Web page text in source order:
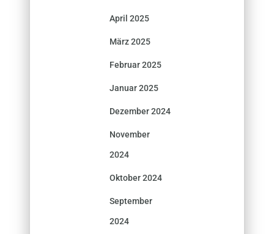
April 2025
März 2025
Februar 2025
Januar 2025
Dezember 2024
November
2024
Oktober 2024
September
2024